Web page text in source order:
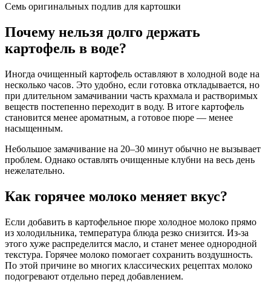
Семь оригинальных подлив для картошки
Почему нельзя долго держать
картофель в воде?
Иногда очищенный картофель оставляют в холодной воде на
несколько часов. Это удобно, если готовка откладывается, но
при длительном замачивании часть крахмала и растворимых
веществ постепенно переходит в воду. В итоге картофель
становится менее ароматным, а готовое пюре — менее
насыщенным.
Небольшое замачивание на 20–30 минут обычно не вызывает
проблем. Однако оставлять очищенные клубни на весь день
нежелательно.
Как горячее молоко меняет вкус?
Если добавить в картофельное пюре холодное молоко прямо
из холодильника, температура блюда резко снизится. Из-за
этого хуже распределится масло, и станет менее однородной
текстура. Горячее молоко помогает сохранить воздушность.
По этой причине во многих классических рецептах молоко
подогревают отдельно перед добавлением.